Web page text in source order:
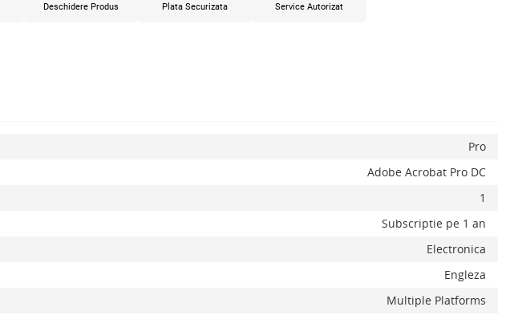
Deschidere Produs Plata Securizata Service Autorizat
Pro
Adobe Acrobat Pro DC
1
Subscriptie pe 1 an
Electronica
Engleza
Multiple Platforms
ADAUGA IN COS